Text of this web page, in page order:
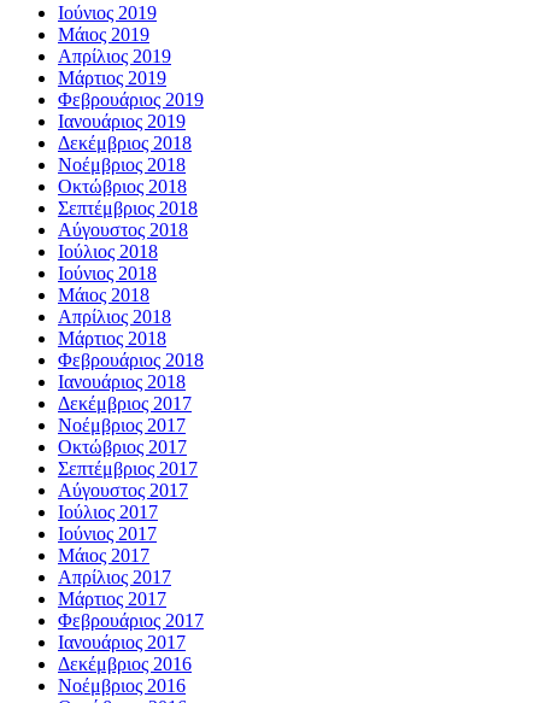
Ιούνιος 2019
Μάιος 2019
Απρίλιος 2019
Μάρτιος 2019
Φεβρουάριος 2019
Ιανουάριος 2019
Δεκέμβριος 2018
Νοέμβριος 2018
Οκτώβριος 2018
Σεπτέμβριος 2018
Αύγουστος 2018
Ιούλιος 2018
Ιούνιος 2018
Μάιος 2018
Απρίλιος 2018
Μάρτιος 2018
Φεβρουάριος 2018
Ιανουάριος 2018
Δεκέμβριος 2017
Νοέμβριος 2017
Οκτώβριος 2017
Σεπτέμβριος 2017
Αύγουστος 2017
Ιούλιος 2017
Ιούνιος 2017
Μάιος 2017
Απρίλιος 2017
Μάρτιος 2017
Φεβρουάριος 2017
Ιανουάριος 2017
Δεκέμβριος 2016
Νοέμβριος 2016